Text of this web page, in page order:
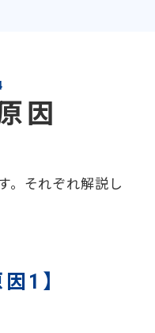
因
。それぞれ解説し
1】